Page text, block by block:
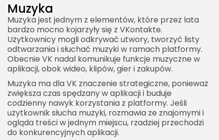
Muzyka
Muzyka jest jednym z elementów, które przez lata
bardzo mocno kojarzyły się z VKontakte.
Użytkownicy mogli odkrywać utwory, tworzyć listy
odtwarzania i słuchać muzyki w ramach platformy.
Obecnie VK nadal komunikuje funkcje muzyczne w
aplikacji, obok wideo, klipów, gier i zakupów.
Muzyka ma dla VK znaczenie strategiczne, ponieważ
zwiększa czas spędzany w aplikacji i buduje
codzienny nawyk korzystania z platformy. Jeśli
użytkownik słucha muzyki, rozmawia ze znajomymi i
ogląda treści w jednym miejscu, rzadziej przechodzi
do konkurencyjnych aplikacji.